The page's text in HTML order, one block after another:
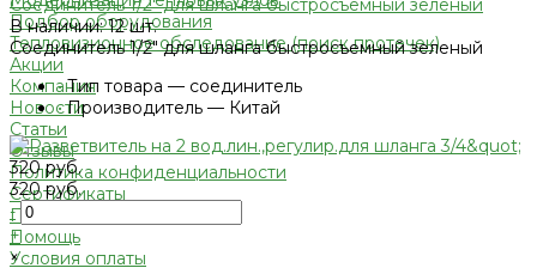
Подбор оборудования
Тепловизионное обследование (поиск протечек)
Акции
Компания
Новости
Статьи
Отзывы
Политика конфиденциальности
Сертификаты
Проекты
Помощь
Условия оплаты
В наличии: 12 шт.
Соединитель 1/2" для шланга быстросъемный зеленый
•Тип товара — соединитель
•Производитель — Китай
320 руб.
320 руб.
-
+
×